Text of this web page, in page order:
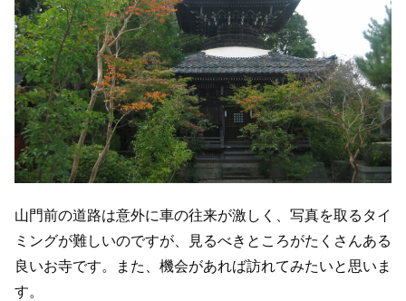
山門前の道路は意外に車の往来が激しく、写真を取るタイ
ミングが難しいのですが、見るべきところがたくさんある
良いお寺です。また、機会があれば訪れてみたいと思いま
す。